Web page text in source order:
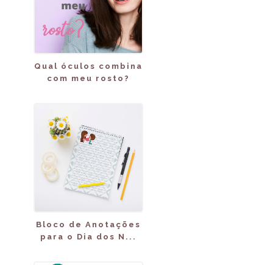
Qual óculos combina
com meu rosto?
Bloco de Anotações
para o Dia dos N...